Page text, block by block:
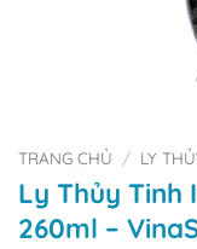
TRANG CHỦ / LY
Ly Thủy Tinh
260ml –